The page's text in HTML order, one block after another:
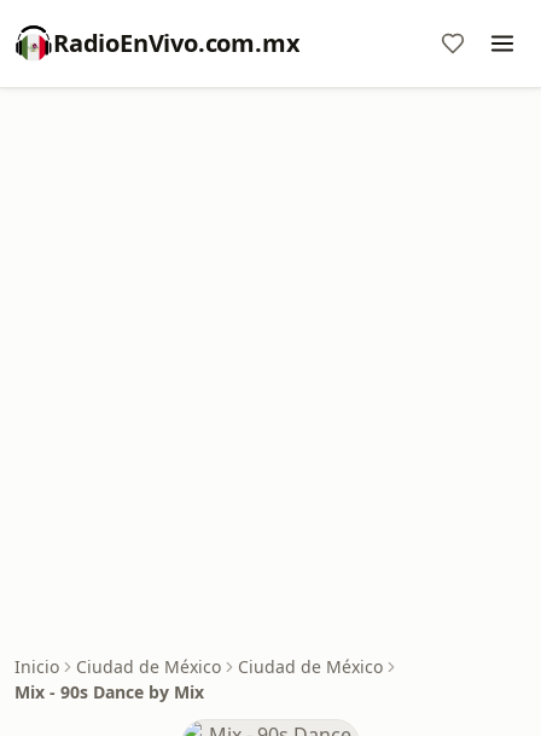
RadioEnVivo.com.mx
Inicio Ciudad de México
Ciudad de México
Mix - 90s Dance by Mix